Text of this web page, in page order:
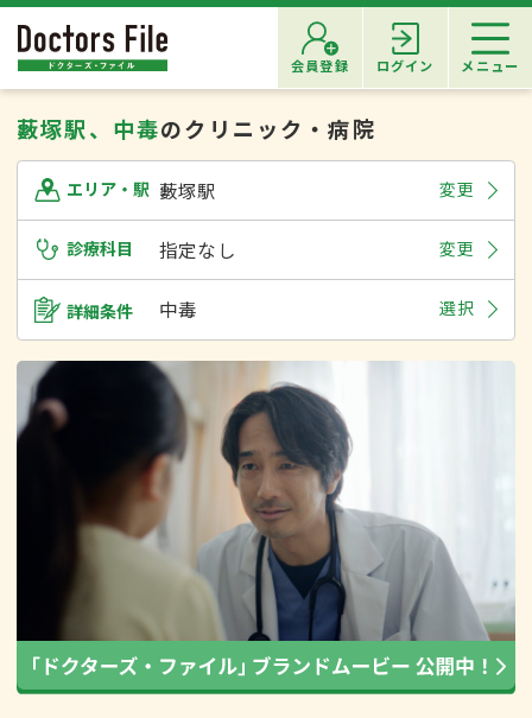
会員登録 ログイン メニュー
藪塚駅、中毒のクリニック・病院
エリア・駅 藪塚駅 変更
診療科目 指定なし 変更
詳細条件 中毒 選択